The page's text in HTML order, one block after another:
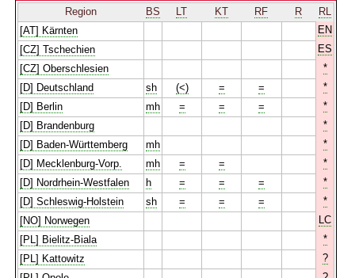
Region
BS LT KT RF R
RL
[AT] Kärnten
EN
[CZ] Tschechien
ES
[CZ] Oberschlesien
*
[D] Deutschland
sh (<) = =
*
[D] Berlin
mh = = =
*
[D] Brandenburg
*
[D] Baden-Württemberg
mh
*
[D] Mecklenburg-Vorp.
mh = =
*
[D] Nordrhein-Westfalen
h = = =
*
[D] Schleswig-Holstein
sh = = =
*
[NO] Norwegen
LC
[PL] Bielitz-Biala
*
[PL] Kattowitz
?